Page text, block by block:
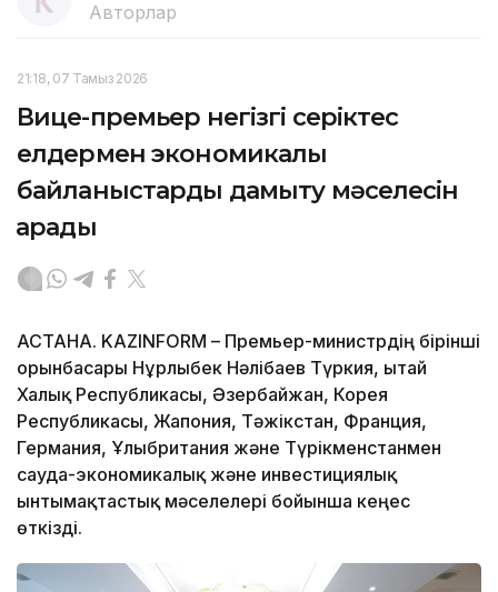
Авторлар
21:18, 07 Тамыз 2026
Вице-премьер негізгі серіктес
елдермен экономикалық
байланыстарды дамыту мәселесін
қарады
АСТАНА. KAZINFORM – Премьер-министрдің бірінші
орынбасары Нұрлыбек Нәлібаев Түркия, Қытай
Халық Республикасы, Әзербайжан, Корея
Республикасы, Жапония, Тәжікстан, Франция,
Германия, Ұлыбритания және Түрікменстанмен
сауда-экономикалық және инвестициялық
ынтымақтастық мәселелері бойынша кеңес
өткізді.